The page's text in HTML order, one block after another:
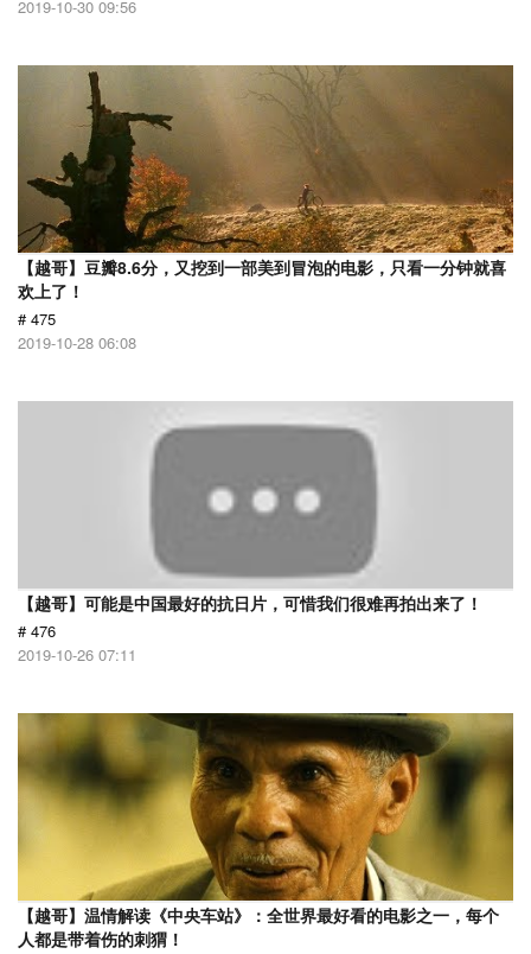
2019-10-30 09:56
【越哥】豆瓣8.6分，又挖到一部美到冒泡的电影，只看一分钟就喜
欢上了！
# 475
2019-10-28 06:08
【越哥】可能是中国最好的抗日片，可惜我们很难再拍出来了！
# 476
2019-10-26 07:11
【越哥】温情解读《中央车站》：全世界最好看的电影之一，每个
人都是带着伤的刺猬！